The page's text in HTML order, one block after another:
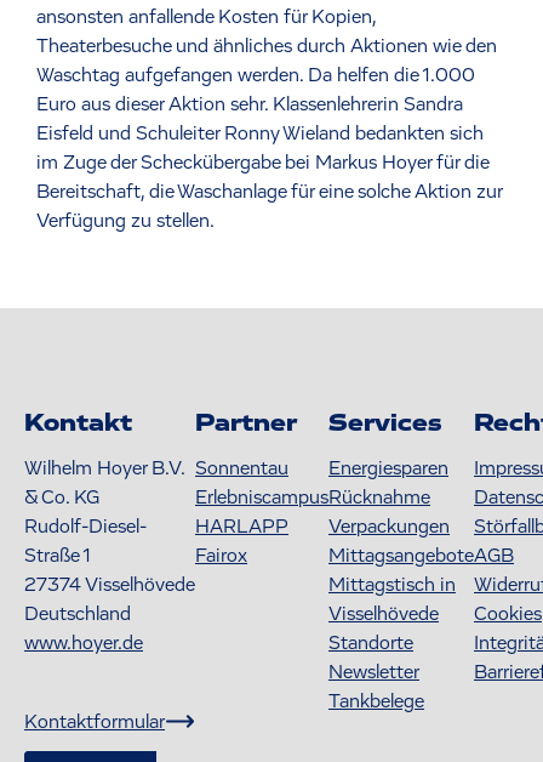
ansonsten anfallende Kosten für Kopien,
Theaterbesuche und ähnliches durch Aktionen wie den
Waschtag aufgefangen werden. Da helfen die 1.000
Euro aus dieser Aktion sehr. Klassenlehrerin Sandra
Eisfeld und Schuleiter Ronny Wieland bedankten sich
im Zuge der Scheckübergabe bei Markus Hoyer für die
Bereitschaft, die Waschanlage für eine solche Aktion zur
Verfügung zu stellen.
Kontakt
Wilhelm Hoyer B.V.
& Co. KG
Rudolf-Diesel-
Straße 1
27374Visselhövede
Deutschland
www.hoyer.de
Kontaktformular
Partner
Sonnentau
Erlebniscampus
HARLAPP
Fairox
Services
Energiesparen
Rücknahme
Verpackungen
Mittagsangebote
Mittagstisch in
Visselhövede
Standorte
Newsletter
Tankbelege
AGB
Cookies